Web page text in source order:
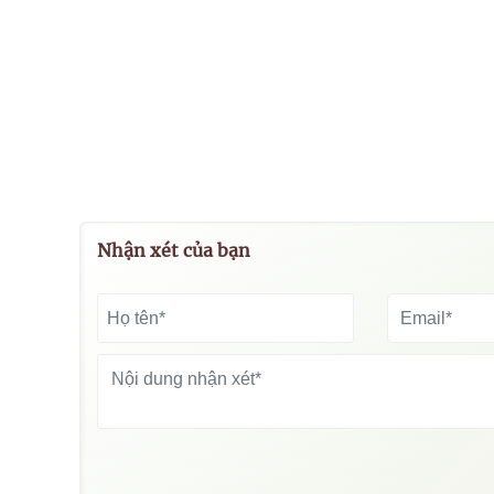
Nhận xét của bạn